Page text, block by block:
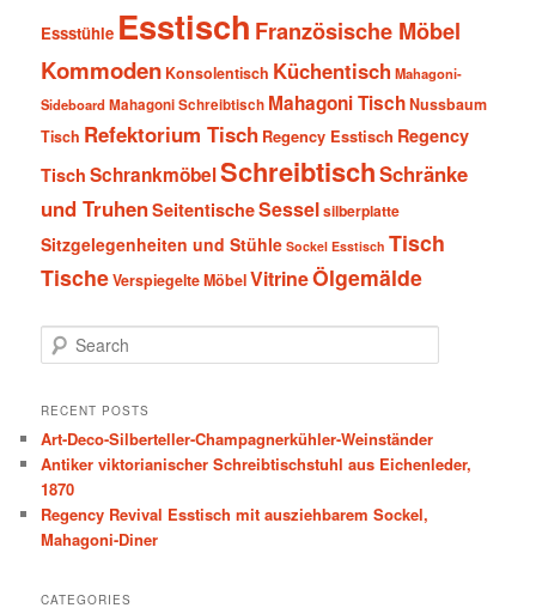
Essstühle Esstisch Französische Möbel
Kommoden Konsolentisch Küchentisch Mahagoni-
SideboardMahagoni Schreibtisch Mahagoni TischNussbaum
Tisch Refektorium Tisch Regency Esstisch Regency
Tisch SchrankmöbelSchreibtischSchränke
und TruhenSeitentischeSesselsilberplatte
Sitzgelegenheiten und Stühle Sockel Esstisch Tisch
TischeVerspiegelte MöbelVitrineÖlgemälde
e
r
h
RECENT POSTS
Art-Deco-Silberteller-Champagnerkühler-Weinständer
Antiker viktorianischer Schreibtischstuhl aus Eichenleder,
1870
Regency Revival Esstisch mit ausziehbarem Sockel,
Mahagoni-Diner
CATEGORIES